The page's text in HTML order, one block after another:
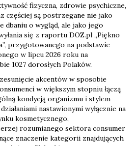
fizyczna, zdrowie psychiczne,
częściej są postrzegane nie jako
dbaniu o wygląd, ale jako jego
się z raportu DOZ.pl „Piękno
przygotowanego na podstawie
w lipcu 2026 roku na
1027 dorosłych Polaków.
akcentów w sposobie
w większym stopniu łączą
kondycją organizmu i stylem
nastawionymi wyłącznie na
kosmetycznego,
rozumianego sektora consumer
znaczenie kategorii znajdujących